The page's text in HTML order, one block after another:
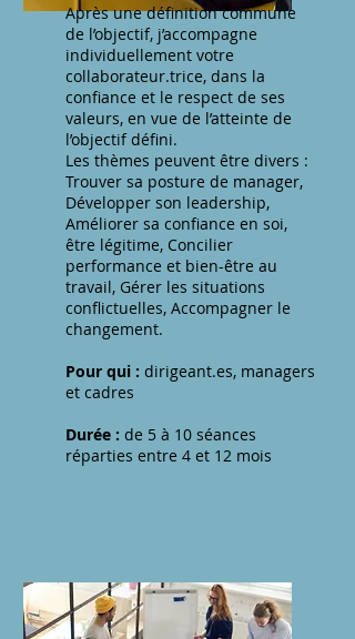
Après une définition commune
de l’objectif, j’accompagne
individuellement votre
collaborateur.trice, dans la
confiance et le respect de ses
valeurs, en vue de l’atteinte de
l’objectif défini.
Les thèmes peuvent être divers :
Trouver sa posture de manager,
Développer son leadership,
Améliorer sa confiance en soi,
être légitime, Concilier
performance et bien-être au
travail, Gérer les situations
conflictuelles, Accompagner le
changement.
Pour qui : dirigeant.es, managers
et cadres
Durée : de 5 à 10 séances
réparties entre 4 et 12 mois